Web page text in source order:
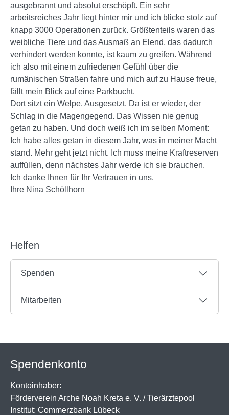
ausgebrannt und absolut erschöpft. Ein sehr
arbeitsreiches Jahr liegt hinter mir und ich blicke stolz auf
knapp 3000 Operationen zurück. Größtenteils waren das
weibliche Tiere und das Ausmaß an Elend, das dadurch
verhindert werden konnte, ist kaum zu greifen. Während
ich also mit einem zufriedenen Gefühl über die
rumänischen Straßen fahre und mich auf zu Hause freue,
fällt mein Blick auf eine Parkbucht.
Dort sitzt ein Welpe. Ausgesetzt. Da ist er wieder, der
Schlag in die Magengegend. Das Wissen nie genug
getan zu haben. Und doch weiß ich im selben Moment:
Ich habe alles getan in diesem Jahr, was in meiner Macht
stand. Mehr geht jetzt nicht. Ich muss meine Kraftreserven
auffüllen, denn nächstes Jahr werde ich sie brauchen.
Ich danke Ihnen für Ihr Vertrauen in uns.
Ihre Nina Schöllhorn
Helfen
Spenden
Mitarbeiten
Spendenkonto
Kontoinhaber:
Förderverein Arche Noah Kreta e. V. / Tierärztepool
Institut: Commerzbank Lübeck